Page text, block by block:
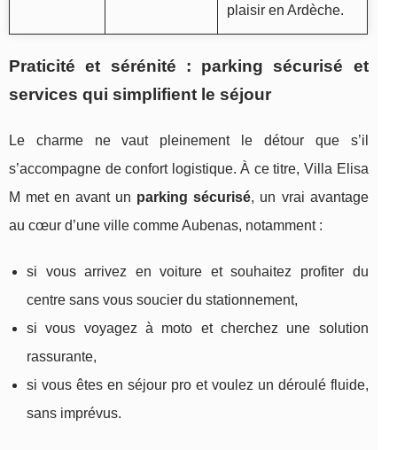
plaisir en Ardèche.
Praticité et sérénité : parking sécurisé et
services qui simplifient le séjour
Le charme ne vaut pleinement le détour que s’il
s’accompagne de confort logistique. À ce titre, Villa Elisa
M met en avant un parking sécurisé, un vrai avantage
au cœur d’une ville comme Aubenas, notamment :
si vous arrivez en voiture et souhaitez profiter du
centre sans vous soucier du stationnement,
si vous voyagez à moto et cherchez une solution
rassurante,
si vous êtes en séjour pro et voulez un déroulé fluide,
sans imprévus.